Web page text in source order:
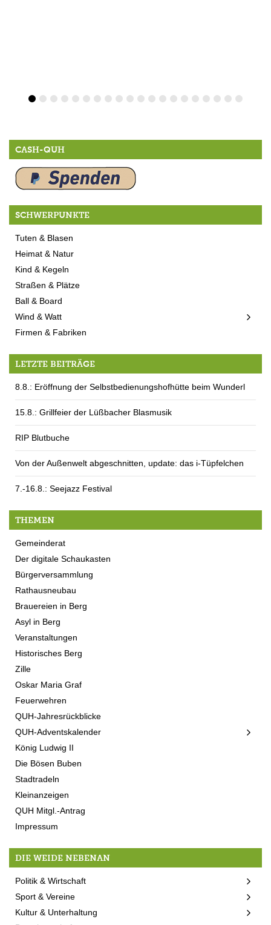
CASH-QUH
SCHWERPUNKTE
Tuten & Blasen
Heimat & Natur
Kind & Kegeln
Straßen & Plätze
Ball & Board
Wind & Watt
Firmen & Fabriken
LETZTE BEITRÄGE
8.8.: Eröffnung der Selbstbedienungshofhütte beim Wunderl
15.8.: Grillfeier der Lüßbacher Blasmusik
RIP Blutbuche
Von der Außenwelt abgeschnitten, update: das i-Tüpfelchen
7.-16.8.: Seejazz Festival
THEMEN
Gemeinderat
Der digitale Schaukasten
Bürgerversammlung
Rathausneubau
Brauereien in Berg
Asyl in Berg
Veranstaltungen
Historisches Berg
Zille
Oskar Maria Graf
Feuerwehren
QUH-Jahresrückblicke
QUH-Adventskalender
König Ludwig II
Die Bösen Buben
Stadtradeln
Kleinanzeigen
QUH Mitgl.-Antrag
Impressum
DIE WEIDE NEBENAN
Politik & Wirtschaft
Sport & Vereine
Kultur & Unterhaltung